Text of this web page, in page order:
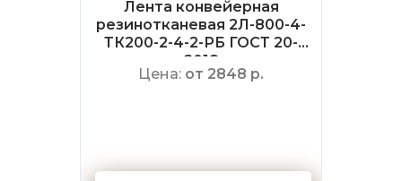
Лента конвейерная
резинотканевая 2Л-800-4-
ТК200-2-4-2-РБ ГОСТ 20-
2018
Цена: от 2848 р.